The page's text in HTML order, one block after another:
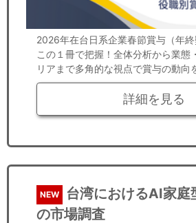
2026年在台日系企業春節賞与（年
この１冊で把握！全体分析から業態
リアまで多角的な視点で賞与の動向
詳細を見る
NEW
台湾におけるAI家庭
の市場調査